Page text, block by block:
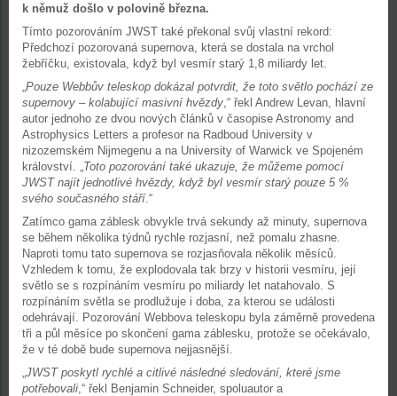
k němuž došlo v polovině března.
Tímto pozorováním JWST také překonal svůj vlastní rekord:
Předchozí pozorovaná supernova, která se dostala na vrchol
žebříčku, existovala, když byl vesmír starý 1,8 miliardy let.
Pouze Webbův teleskop dokázal potvrdit, že toto světlo pochází ze
supernovy – kolabující masivní hvězdy ,“ řekl Andrew Levan, hlavní
autor jednoho ze dvou nových článků v časopise Astronomy and
Astrophysics Letters a profesor na Radboud University v
nizozemském Nĳmegenu a na University of Warwick ve Spojeném
království. „ Toto pozorování také ukazuje, že můžeme pomocí
JWST najít jednotlivé hvězdy, když byl vesmír starý pouze 5 %
svého současného stáří.“
Zatímco gama záblesk obvykle trvá sekundy až minuty, supernova
se během několika týdnů rychle rozjasní, než pomalu zhasne.
Naproti tomu tato supernova se rozjasňovala několik měsíců.
Vzhledem k tomu, že explodovala tak brzy v historii vesmíru, její
světlo se s rozpínáním vesmíru po miliardy let natahovalo. S
rozpínáním světla se prodlužuje i doba, za kterou se události
odehrávají. Pozorování Webbova teleskopu byla záměrně provedena
tři a půl měsíce po skončení gama záblesku, protože se očekávalo,
že v té době bude supernova nejjasnější.
JWST poskytl rychlé a citlivé následné sledování, které jsme
potřebovali ,“ řekl Benjamin Schneider, spoluautor a